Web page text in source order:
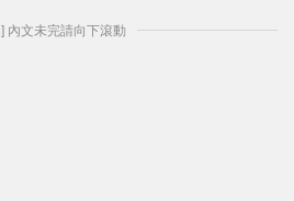
] 內文未完請向下滾動